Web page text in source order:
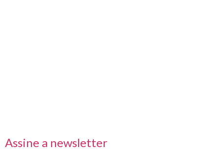
Assine a newsletter